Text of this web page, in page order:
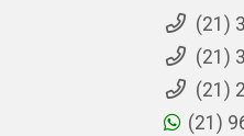
(21)
(21)
(21)
(21)